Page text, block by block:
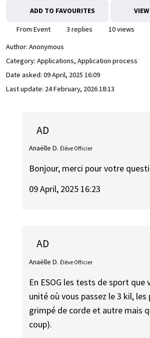
ADD TO FAVOURITES
From Event 3 replies
10 views
Author: Anonymous
Category: Applications, Application process
Date asked: 09 April, 2025 16:09
Last update: 24 February, 2026 18:13
AD
Anaëlle D. Élève Officier
Bonjour, merci pour votre
09 April, 2025 16:23
AD
Anaëlle D. Élève Officier
En ESOG les tests de sport que
unité où vous passez le 3 kil,
grimpé de corde et autre mais
coup).